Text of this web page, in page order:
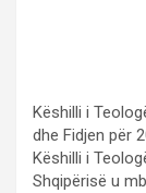
Këshilli i
dhe Fidjen për
Këshilli i
Shqipërisë u